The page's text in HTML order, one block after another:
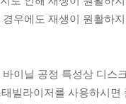
우에도 재생이 원활하
이닐 공정 특성상 디스
빌라이저를 사용하시